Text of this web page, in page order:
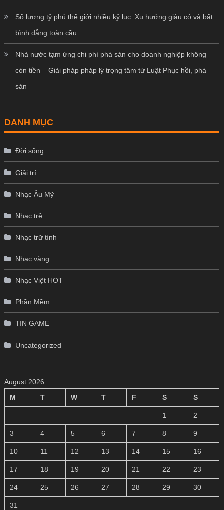
Số lượng tỷ phú thế giới nhiều kỷ lục: Xu hướng giàu có và bất
bình đẳng toàn cầu
Nhà nước tạm ứng chi phí phá sản cho doanh nghiệp không
còn tiền – Giải pháp pháp lý trọng tâm từ Luật Phục hồi, phá
sản
DANH MỤC
Đời sống
Giải trí
Nhạc Âu Mỹ
Nhạc trẻ
Nhạc trữ tình
Nhạc vàng
Nhạc Việt HOT
Phần Mềm
TIN GAME
Uncategorized
August 2026
M
T W T F S S
1 2
3 4 5 6 7 8 9
10 11 12 13 14 15 16
17 18 19 20 21 22 23
24 25 26 27 28 29 30
31